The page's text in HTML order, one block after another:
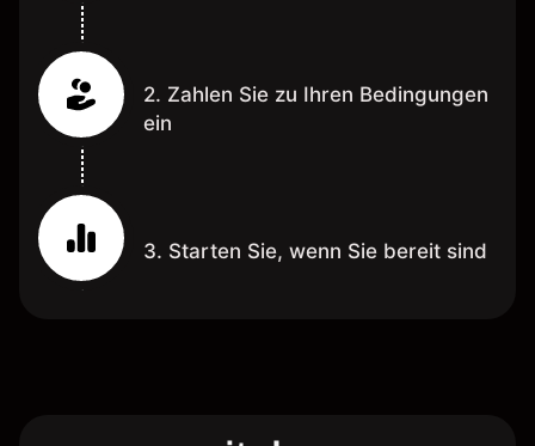
2. Zahlen Sie zu Ihren Bedingungen
ein
3. Starten Sie, wenn Sie bereit sind